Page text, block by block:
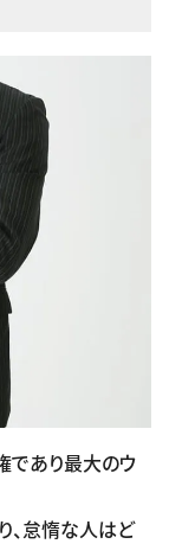
であり最大のウ
、怠惰な人はど